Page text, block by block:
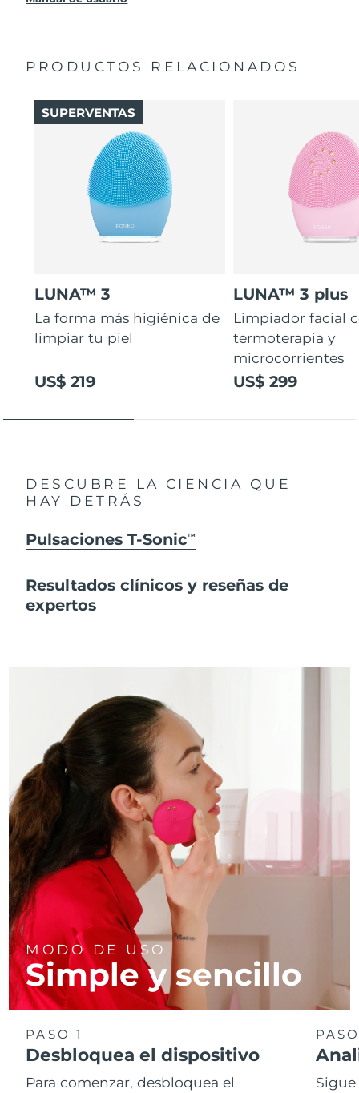
PRODUCTOS RELACIONADOS
LUNA™ 3
La forma más higiénica de
limpiar tu piel
US$ 219
SUPERVENTAS
LUNA™ 3 plus
Limpiador facial
termoterapia y
microcorrientes
US$ 299
DESCUBRE LA CIENCIA QUE
HAY DETRÁS
Pulsaciones T-SonicTM
Resultados clínicos y reseñas de
expertos
MODO DE USO
Simple y sencillo
PASO 1
Desbloquea el dispositivo
Para comenzar, desbloquea el